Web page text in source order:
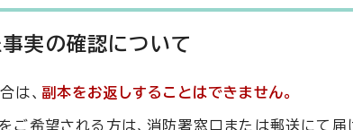
実の確認について
は、 副本をお返しすることはできません。
ご希望される方は、消防署窓口または郵送にて届